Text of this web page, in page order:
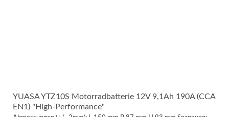
YUASA YTZ10S Motorradbatterie 12V 9,1Ah 190A (CCA
EN1) "High-Performance"